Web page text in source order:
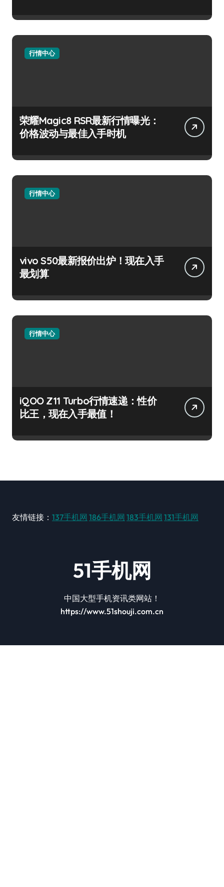
行情中心
荣耀Magic8 RSR最新行情曝光：
价格波动与最佳入手时机
行情中心
vivo S50最新报价出炉！现在入手
最划算
行情中心
iQOO Z11 Turbo行情速递：性价
比王，现在入手最值！
友情链接： 137手机网 186手机网 183手机网 131手机网
51手机网
中国大型手机资讯类网站！
https://www.51shouji.com.cn